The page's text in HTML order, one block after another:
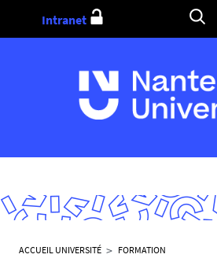
Aller
Intranet
V
ACCUEIL UNIVERSITÉ
FORMATION